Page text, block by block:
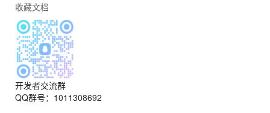
收藏文档
开发者交流群
QQ群号：1011308692